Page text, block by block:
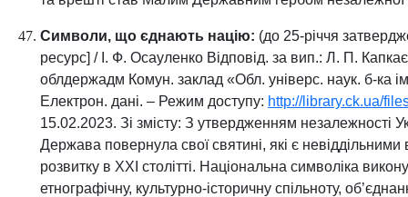
Символи, що єднають націю: (до 25-річчя
ресурс] / І. Ф. Осауленко Відповід. за вип.: Л. П.
облдержадм Комун. заклад «Обл. універс. наук. б‑ка
Електрон. дані. – Режим доступу: http://library.ck.ua/
15.02.2023. Зі змісту: З утвердженням незалежності
Держава повернула свої святині, які є невіддільними
розвитку в ХХІ столітті. Національна символіка
етнографічну, культурно-історичну спільноту,